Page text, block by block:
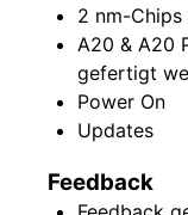
2 nm-Chips
A20 & A20
gefertigt
Power On
Updates
Feedback